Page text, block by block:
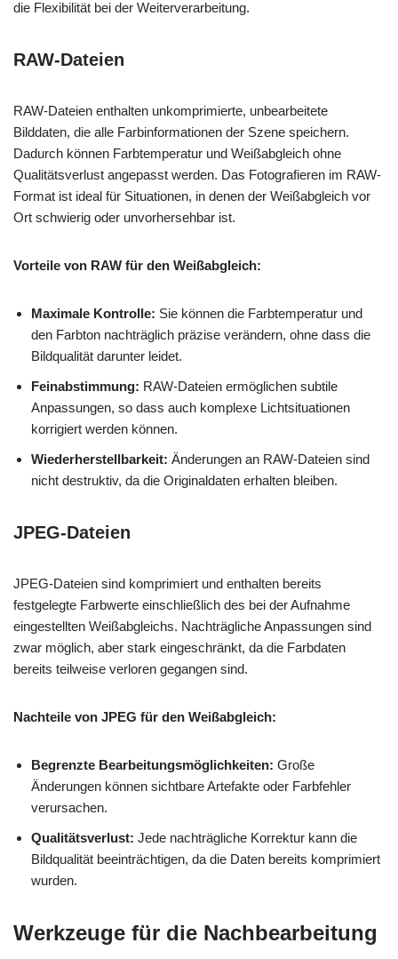
die Flexibilität bei der Weiterverarbeitung.
RAW-Dateien
RAW-Dateien enthalten unkomprimierte, unbearbeitete
Bilddaten, die alle Farbinformationen der Szene speichern.
Dadurch können Farbtemperatur und Weißabgleich ohne
Qualitätsverlust angepasst werden. Das Fotografieren im RAW-
Format ist ideal für Situationen, in denen der Weißabgleich vor
Ort schwierig oder unvorhersehbar ist.
Vorteile von RAW für den Weißabgleich:
Maximale Kontrolle: Sie können die Farbtemperatur und
den Farbton nachträglich präzise verändern, ohne dass die
Bildqualität darunter leidet.
Feinabstimmung: RAW-Dateien ermöglichen subtile
Anpassungen, so dass auch komplexe Lichtsituationen
korrigiert werden können.
Wiederherstellbarkeit: Änderungen an RAW-Dateien sind
nicht destruktiv, da die Originaldaten erhalten bleiben.
JPEG-Dateien
JPEG-Dateien sind komprimiert und enthalten bereits
festgelegte Farbwerte einschließlich des bei der Aufnahme
eingestellten Weißabgleichs. Nachträgliche Anpassungen sind
zwar möglich, aber stark eingeschränkt, da die Farbdaten
bereits teilweise verloren gegangen sind.
Nachteile von JPEG für den Weißabgleich:
Begrenzte Bearbeitungsmöglichkeiten: Große
Änderungen können sichtbare Artefakte oder Farbfehler
verursachen.
Qualitätsverlust: Jede nachträgliche Korrektur kann die
Bildqualität beeinträchtigen, da die Daten bereits komprimiert
wurden.
Werkzeuge für die Nachbearbeitung